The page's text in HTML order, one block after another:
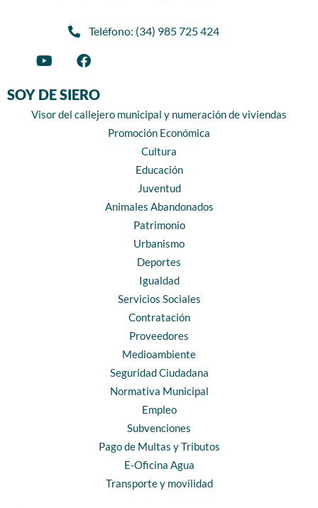
Teléfono: (34) 985 725 424
SOY DE SIERO
Visor del callejero municipal y numeración de viviendas
Promoción Económica
Cultura
Educación
Juventud
Animales Abandonados
Patrimonio
Urbanismo
Deportes
Igualdad
Servicios Sociales
Contratación
Proveedores
Medioambiente
Seguridad Ciudadana
Normativa Municipal
Empleo
Subvenciones
Pago de Multas y Tributos
E-Oficina Agua
Transporte y movilidad